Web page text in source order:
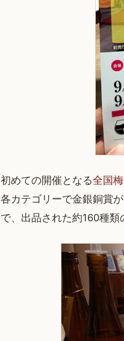
初めての開催となる全国
各カテゴリーで金銀銅賞
で、出品された約160種